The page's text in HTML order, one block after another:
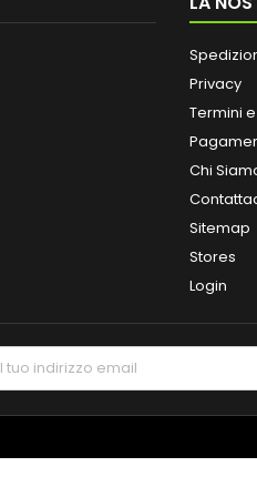
Privacy
Termini
Chi
Sitemap
Stores
Login